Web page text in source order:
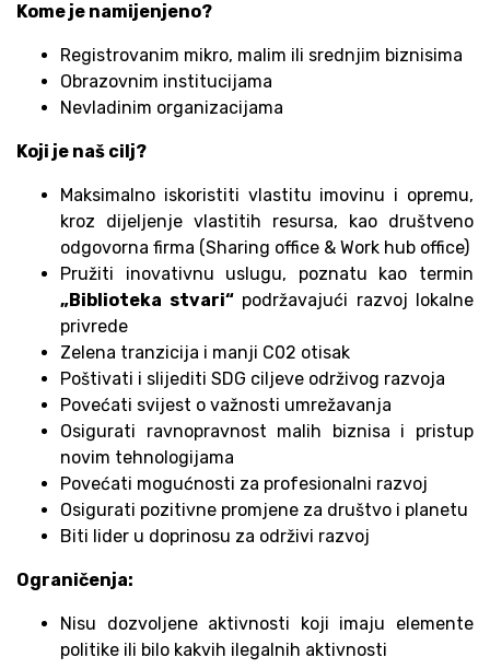
Kome je namijenjeno?
Registrovanim mikro, malim ili srednjim biznisima
Obrazovnim institucijama
Nevladinim organizacijama
Koji je naš cilj?
Maksimalno iskoristiti vlastitu imovinu i opremu,
kroz dijeljenje vlastitih resursa, kao društveno
odgovorna firma (Sharing office & Work hub office)
Pružiti inovativnu uslugu, poznatu kao termin
„Biblioteka stvari“podržavajući razvoj lokalne
privrede
Zelena tranzicija i manji C02 otisak
Poštivati i slijediti SDG ciljeve održivog razvoja
Povećati svijest o važnosti umrežavanja
Osigurati ravnopravnost malih biznisa i pristup
novim tehnologijama
Povećati mogućnosti za profesionalni razvoj
Osigurati pozitivne promjene za društvo i planetu
Biti lider u doprinosu za održivi razvoj
Ograničenja:
Nisu dozvoljene aktivnosti koji imaju elemente
politike ili bilo kakvih ilegalnih aktivnosti